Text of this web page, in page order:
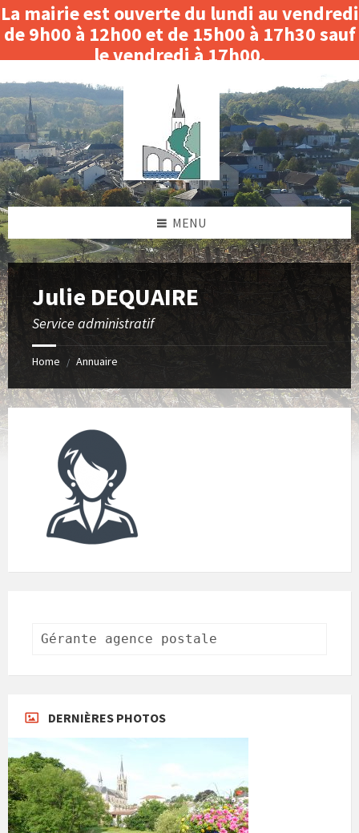
La mairie est ouverte du lundi au vendredi
de 9h00 à 12h00 et de 15h00 à 17h30 sauf
le vendredi à 17h00.
Fermeture le matin du 3 au 14 août 2026.
to
content
to
left
sidebar
to
footer
MENU
Julie DEQUAIRE
Service administratif
Home / Annuaire
Gérante agence postale
DERNIÈRES PHOTOS